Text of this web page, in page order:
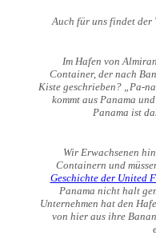
Auch für uns findet der
Im Hafen von
Container, der nach
Kiste geschrieben? „Pa-
kommt aus Panama
Panama ist
Wir Erwachsenen
Containern und
Geschichte der United
Panama nicht halt
Unternehmen hat den
von hier aus ihre